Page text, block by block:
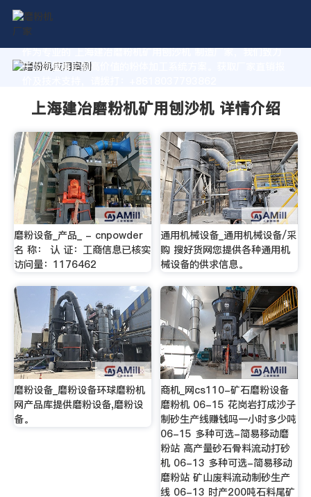
作为专业的 上海建冶磨粉机矿用刨沙机 制造厂家，我们致力
于为您量身定制高价值的粉体加工系统方案。获取厂家直销报
上海建冶磨粉机矿用刨沙机 详情介绍
磨粉设备_产品_ - cnpowder
名 称： 认 证：工商信息已核实
访问量：1176462
通用机械设备_通用机械设备/采
购 搜好货网您提供各种通用机
械设备的供求信息。
磨粉设备_磨粉设备环球磨粉机
网产品库提供磨粉设备,磨粉设
备。
商机_网cs110-矿石磨粉设备
磨粉机 06-15 花岗岩打成沙子
制砂生产线赚钱吗一小时多少吨
06-15 多种可选-简易移动磨
粉站 高产量砂石骨料流动打砂
机 06-13 多种可选-简易移动
磨粉站 矿山废料流动制砂生产
线 06-13 时产200吨石料尾矿